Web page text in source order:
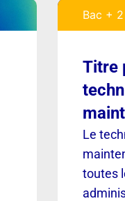
Bac + 2
Titre
Le
toutes